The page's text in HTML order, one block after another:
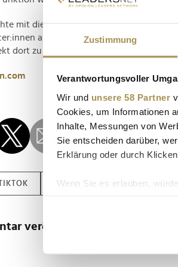
Zustimmung
Verantwortungsvoller
Wir und unsere 58 Partner
Cookies, um Informationen
Inhalte, Messungen von
Sie entscheiden darüber,
Erklärung oder durch
Wenn Sie es erlauben,
mit dieser möglichen Neuerung neben
ansprechen: Der Feed soll es
dort zu bewerben, wo sie auch gekauft
TIKTOK INSTAGRAM
veröffentlichen